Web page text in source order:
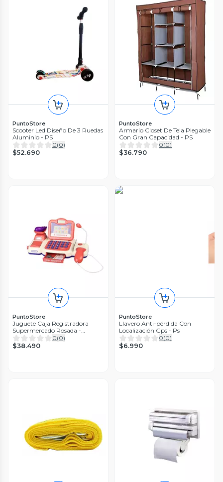
PuntoStore
Scooter Led Diseño De 3 Ruedas
Aluminio - PS
0(0)
$52.690
PuntoStore
Armario Closet De Tela Plegable
Con Gran Capacidad - PS
0(0)
$36.790
PuntoStore
Juguete Caja Registradora
Supermercado Rosada -
PuntoStore
0(0)
$38.490
PuntoStore
Llavero Anti-pérdida Con
Localización Gps - Ps
0(0)
$6.990